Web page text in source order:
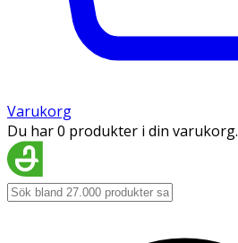
Varukorg
Du har 0 produkter i din varukorg.